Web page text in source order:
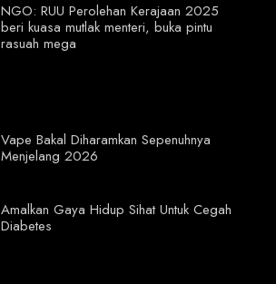
NGO: RUU Perolehan Kerajaan 2025
beri kuasa mutlak menteri, buka pintu
rasuah mega
Vape Bakal Diharamkan Sepenuhnya
Menjelang 2026
Amalkan Gaya Hidup Sihat Untuk Cegah
Diabetes